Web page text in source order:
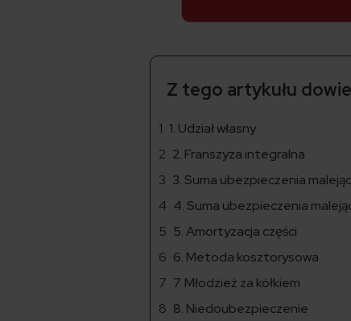
Z tego artykułu
1. Udział własny
2. Franszyza integralna
3. Suma ubezpieczenia
4. Suma ubezpieczenia
5. Amortyzacja części
6. Metoda kosztorysowa
7. Młodzież za kółkiem
8. Niedoubezpieczenie